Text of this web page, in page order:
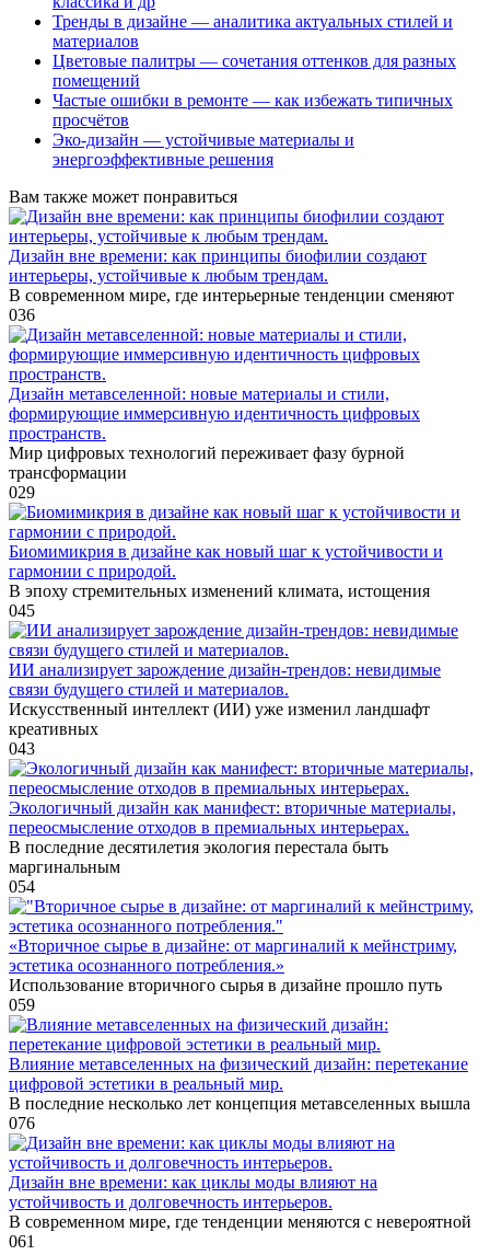
Тренды в дизайне — аналитика актуальных стилей и
материалов
Цветовые палитры — сочетания оттенков для разных
помещений
Частые ошибки в ремонте — как избежать типичных
просчётов
Эко-дизайн — устойчивые материалы и
энергоэффективные решения
Вам также может понравиться
Дизайн вне времени: как принципы биофилии создают
интерьеры, устойчивые к любым трендам.
В современном мире, где интерьерные тенденции сменяют
036
Дизайн метавселенной: новые материалы и стили,
формирующие иммерсивную идентичность цифровых
пространств.
Мир цифровых технологий переживает фазу бурной
трансформации
029
Биомимикрия в дизайне как новый шаг к устойчивости и
гармонии с природой.
В эпоху стремительных изменений климата, истощения
045
ИИ анализирует зарождение дизайн-трендов: невидимые
связи будущего стилей и материалов.
Искусственный интеллект (ИИ) уже изменил ландшафт
креативных
043
Экологичный дизайн как манифест: вторичные материалы,
переосмысление отходов в премиальных интерьерах.
В последние десятилетия экология перестала быть
маргинальным
054
«Вторичное сырье в дизайне: от маргиналий к мейнстриму,
эстетика осознанного потребления.»
Использование вторичного сырья в дизайне прошло путь
059
Влияние метавселенных на физический дизайн: перетекание
цифровой эстетики в реальный мир.
В последние несколько лет концепция метавселенных вышла
076
Дизайн вне времени: как циклы моды влияют на
устойчивость и долговечность интерьеров.
В современном мире, где тенденции меняются с невероятной
061